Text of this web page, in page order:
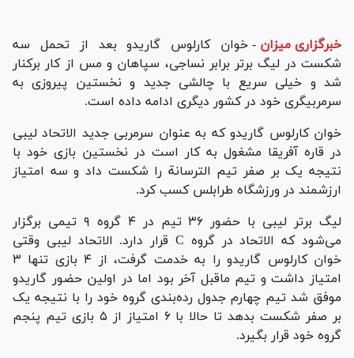
خبرگزاری میزان - خوان کارلوس گاریدو بعد از تحمل سه
شکست در لیگ برتر برابر نساجی، سپاهان و مس از کار برکنار
شد و خیلی سریع با چالشی جدید و نخستین پیروزی به
سرمربیگری خود در کشور دیگری ادامه داده است.
خوان کارلوس گاریدو که به عنوان سرمربی جدید الاتحاد لیبی
در قاره آفریقا مشغول به کار است در نخستین بازی خود با
نتیجه یک بر صفر تیم الترسانة را شکست داد و سه امتیاز
ارزشمند در ورزشگاه طرابلس کسب کرد.
لیگ برتر لیبی با حضور ۳۶ تیم در ۴ گروه ۹ تیمی برگزار
می‌شود که الاتحاد در گروه C قرار دارد. الاتحاد لیبی وقتی
خوان کارلوس گاریدو را به خدمت گرفت، از ۴ بازی تنها ۳
امتیاز داشت و تیم ماقبل آخر بود اما در اولین حضور گاریدو
موفق شد تیم چهارم جدول رده‌بندی گروه خود را با نتیجه یک
بر صفر شکست بدهد تا حالا با ۶ امتیاز از ۵ بازی تیم پنجم
گروه خود قرار بگیرد.